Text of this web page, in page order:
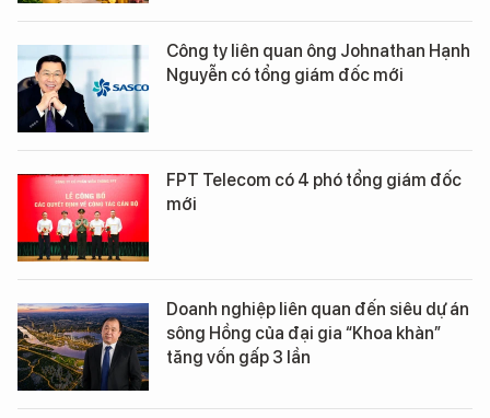
Công ty liên quan ông Johnathan Hạnh
Nguyễn có tổng giám đốc mới
FPT Telecom có 4 phó tổng giám đốc
mới
Doanh nghiệp liên quan đến siêu dự án
sông Hồng của đại gia “Khoa khàn”
tăng vốn gấp 3 lần